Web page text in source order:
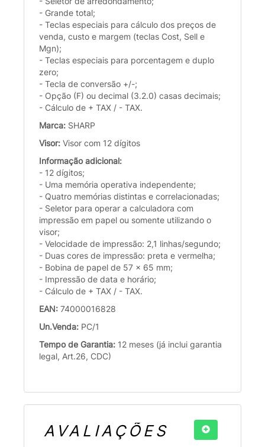
- Grande total;
- Teclas especiais para cálculo dos preços de
venda, custo e margem (teclas Cost, Sell e
Mgn);
- Teclas especiais para porcentagem e duplo
zero;
- Tecla de conversão +/-;
- Opção (F) ou decimal (3.2.0) casas decimais;
- Cálculo de + TAX / - TAX.
Marca: SHARP
Visor: Visor com 12 dígitos
Informação adicional:
- 12 dígitos;
- Uma memória operativa independente;
- Quatro memórias distintas e correlacionadas;
- Seletor para operar a calculadora com
impressão em papel ou somente utilizando o
visor;
- Velocidade de impressão: 2,1 linhas/segundo;
- Duas cores de impressão: preta e vermelha;
- Bobina de papel de 57 x 65 mm;
- Impressão de data e horário;
- Cálculo de + TAX / - TAX.
EAN: 74000016828
Un.Venda: PC/1
Tempo de Garantia: 12 meses (já inclui garantia
legal, Art.26, CDC)
AVALIAÇÕES